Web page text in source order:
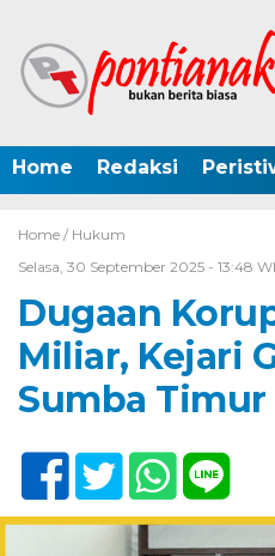
Home Redaksi
Home / Hukum
Selasa, 30 September 2025 - 13:48
Dugaan
Miliar, Kejari
Sumba Timur